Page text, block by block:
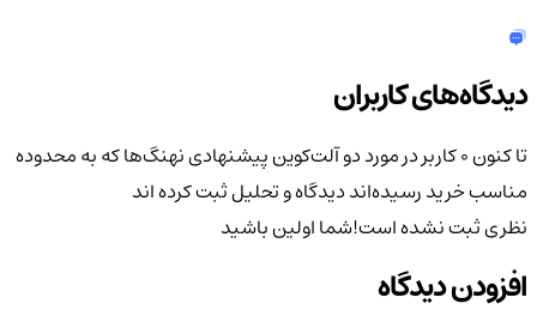
دیدگاه‌های کاربران
تا کنون 0 کاربر در مورد
دو آلت‌کوین پیشنهادی نهنگ‌ها که به محدوده
مناسب خرید رسیده‌انددیدگاه و تحلیل ثبت کرده اند
نظری ثبت نشده است!شما اولین باشید
افزودن دیدگاه